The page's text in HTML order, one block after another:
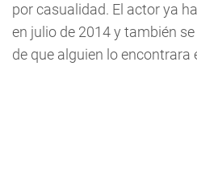
por casualidad. El actor ya
en julio de 2014 y también
de que alguien lo encontrara